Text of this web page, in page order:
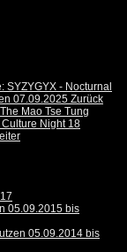
SYZYGYX - Nocturnal
07.09.2025 Zurück
Mao Tse Tung
Night 18
05.09.2015 bis
05.09.2014 bis